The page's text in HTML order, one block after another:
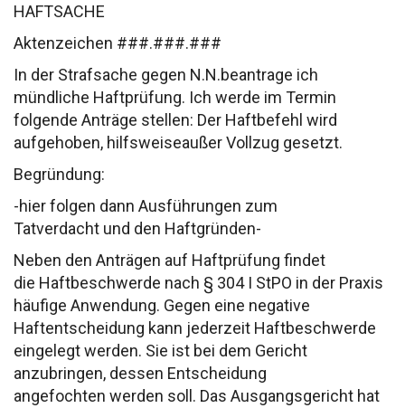
HAFTSACHE
Aktenzeichen ###.###.###
In der Strafsache gegen N.N.beantrage ich
mündliche Haftprüfung. Ich werde im Termin
folgende Anträge stellen: Der Haftbefehl wird
aufgehoben, hilfsweiseaußer Vollzug gesetzt.
Begründung:
-hier folgen dann Ausführungen zum
Tatverdacht und den Haftgründen-
Neben den Anträgen auf Haftprüfung findet
die Haftbeschwerde nach § 304 I StPO in der Praxis
häufige Anwendung. Gegen eine negative
Haftentscheidung kann jederzeit Haftbeschwerde
eingelegt werden. Sie ist bei dem Gericht
anzubringen, dessen Entscheidung
angefochten werden soll. Das Ausgangsgericht hat